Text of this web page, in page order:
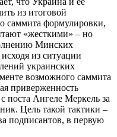
из итоговой
саммита формулировки,
«жесткими» – но
Минских
из ситуации
украинских
возможного саммита
приверженность
поста Ангеле Меркель за
Цель такой тактики –
подписантов, в первую